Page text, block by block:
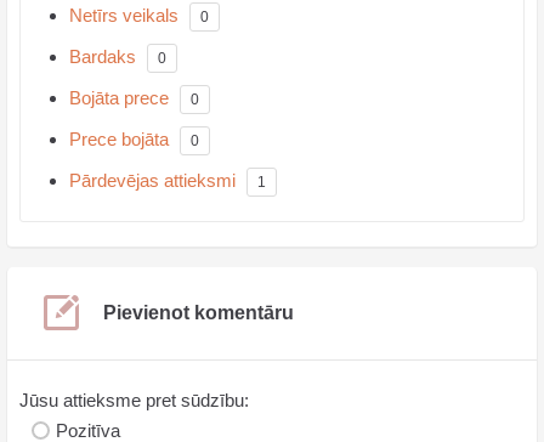
Netīrs veikals 0
Bardaks 0
Bojāta prece 0
Prece bojāta 0
Pārdevējas attieksmi 1
Pievienot komentāru
Jūsu attieksme pret sūdzību:
Pozitīva